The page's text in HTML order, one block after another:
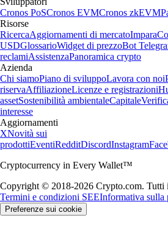
Cronos PoSCronos EVMCronos zkEVM
Risorse
RicercaAggiornamenti di mercatoImpara
USDGlossarioWidget di prezzoBot
reclamiAssistenzaPanoramica crypto
Azienda
Chi siamoPiano di sviluppoLavora con noi
riservaAffiliazioneLicenze e registrazioni
assetSostenibilità ambientaleCapitale
interesse
Aggiornamenti
XNovità sui
prodottiEventiRedditDiscordInstagram
Cryptocurrency in Every Wallet™
Copyright © 2018-2026 Crypto.com. Tutti
Termini e condizioni SEEInformativa sulla
Preferenze sui cookie